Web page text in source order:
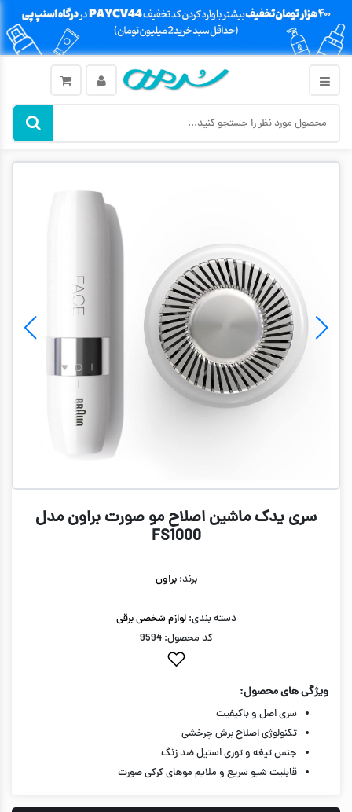
سری یدک ماشین اصلاح مو صورت براون مدل
FS1000
برند:براون
دسته بندی:لوازم شخصی برقی
کد محصول: 9594
ویژگی های محصول:
سری اصل و باکیفیت
تکنولوژی اصلاح برش چرخشی
جنس تیغه و توری استیل ضد زنگ
قابلیت شیو سریع و ملایم موهای کرکی صورت